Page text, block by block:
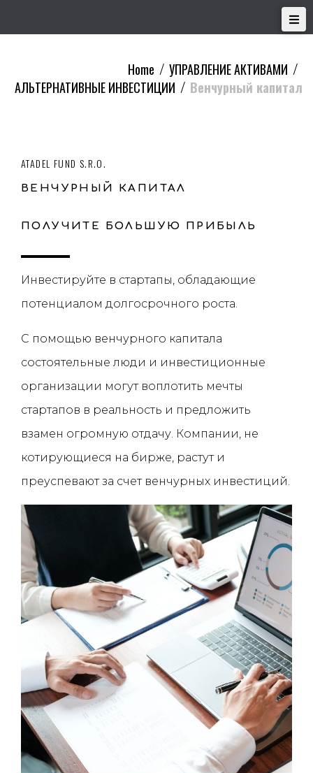
Home / УПРАВЛЕНИЕ АКТИВАМИ /
АЛЬТЕРНАТИВНЫЕ ИНВЕСТИЦИИ / Венчурный капитал
ATADEL FUND S.R.O.
ВЕНЧУРНЫЙ КАПИТАЛ
ПОЛУЧИТЕ БОЛЬШУЮ ПРИБЫЛЬ
Инвестируйте в стартапы, обладающие
потенциалом долгосрочного роста.
С помощью венчурного капитала
состоятельные люди и инвестиционные
организации могут воплотить мечты
стартапов в реальность и предложить
взамен огромную отдачу. Компании, не
котирующиеся на бирже, растут и
преуспевают за счет венчурных инвестиций.